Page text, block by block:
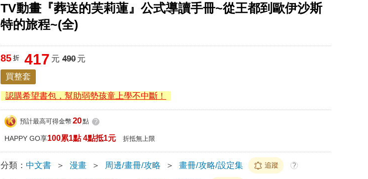
TV動畫『葬送的芙莉蓮』公式導讀手冊~從王都到歐伊沙斯
特的旅程~(全)
85 折 417 元 490元
買整套
認購希望書包，幫助弱勢孩童上學不中斷！
預計最高可得金幣 20點 ?
HAPPY GO享100累1點 4點抵1元 折抵無上限
分類： 中文書 ＞ 漫畫 ＞ 周邊/畫冊/攻略 ＞ 畫冊/攻略/設定集 追蹤 ?